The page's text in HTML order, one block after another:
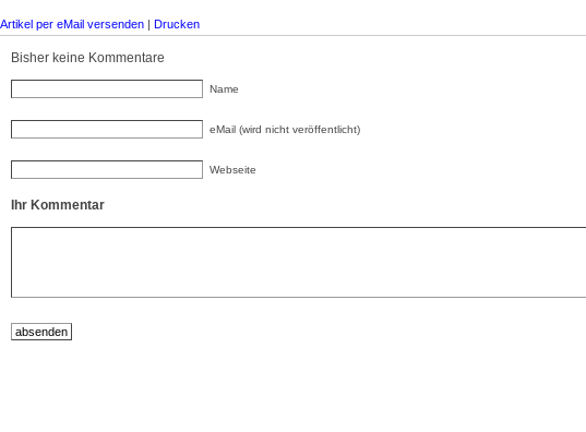
Artikel per eMail versenden | Drucken
Bisher keine Kommentare
Name
eMail (wird nicht veröffentlicht)
Webseite
Ihr Kommentar